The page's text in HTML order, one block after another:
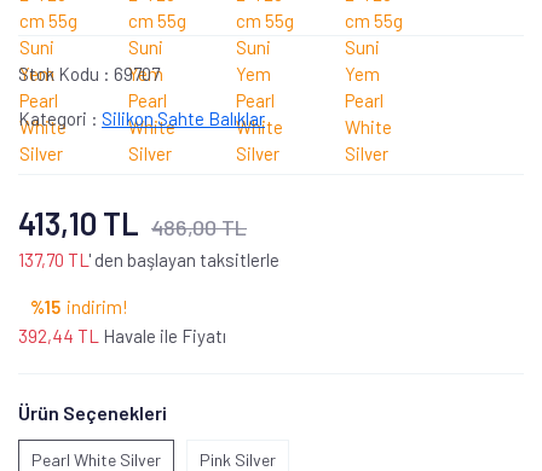
Stok Kodu : 69707
Kategori : Silikon Sahte Balıklar
413,10 TL 486,00 TL
137,70 TL ' den başlayan taksitlerle
%15 indirim!
392,44 TL
Havale ile Fiyatı
Ürün Seçenekleri
Pearl White Silver Pink Silver